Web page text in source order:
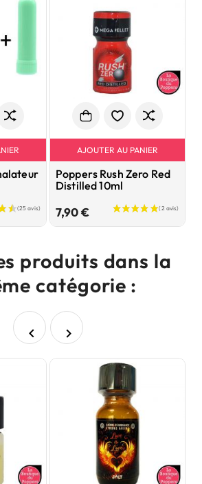
AJOUTER AU PANIER
Poppers Rush Zero Red
Distilled 10ml
7,90 €Prix
produits dans la
catégorie :
 